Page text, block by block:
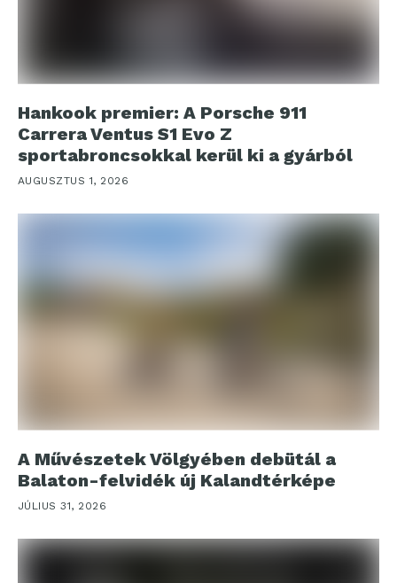
Hankook premier: A Porsche 911
Carrera Ventus S1 Evo Z
sportabroncsokkal kerül ki a gyárból
AUGUSZTUS 1, 2026
A Művészetek Völgyében debütál a
Balaton-felvidék új Kalandtérképe
JÚLIUS 31, 2026